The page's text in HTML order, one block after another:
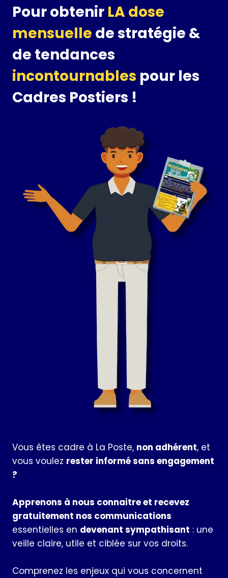
Pour obtenir LA dose
mensuelle de stratégie &
de tendances
incontournables pour les
Cadres Postiers !
Vous êtes cadre à La Poste, non adhérent, et
vous voulez rester informé sans engagement
?
Apprenons à nous connaitre et recevez
gratuitement nos communications
essentielles en devenant sympathisant : une
veille claire, utile et ciblée sur vos droits.
Comprenez les enjeux qui vous concernent